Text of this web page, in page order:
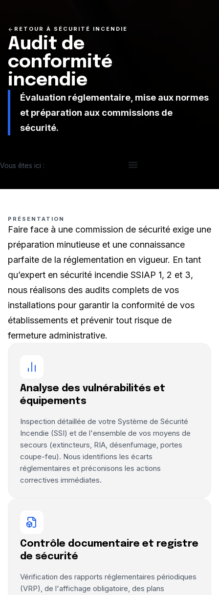
RETOUR À SÉCURITÉ INCENDIE
Audit de
conformité
incendie
Évaluation réglementaire, mise aux normes
et préparation aux commissions de
sécurité.
Vous êtes ici :
PRÉSENTATION
Faire face à une commission de sécurité exige une
préparation minutieuse et une connaissance
parfaite de la réglementation en vigueur. En tant
qu’expert en sécurité incendie SSIAP 1, 2 et 3,
nous réalisons des audits complets de vos
installations pour garantir la conformité de vos
établissements et prévenir tout risque de
fermeture administrative.
Analyse des vulnérabilités et
équipements
Inspection détaillée de votre Système de Sécurité
Incendie (SSI) et de l'ensemble de vos moyens de
secours (extincteurs, RIA, désenfumage, portes
coupe-feu). Nous identifions les écarts
réglementaires et préconisons les actions
correctives immédiates.
Contrôle documentaire et registre
de sécurité
Vérification des rapports réglementaires périodiques
(VRP), de l'affichage obligatoire, des plans